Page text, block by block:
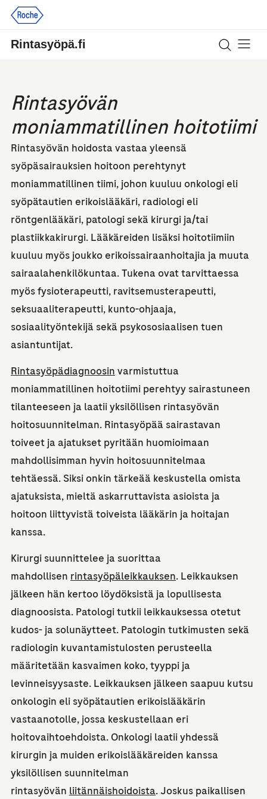
Rintasyöpä.fi
Rintasyövän
moniammatillinen hoitotiimi
Rintasyövän hoidosta vastaa yleensä
syöpäsairauksien hoitoon perehtynyt
moniammatillinen tiimi, johon kuuluu onkologi eli
syöpätautien erikoislääkäri, radiologi eli
röntgenlääkäri, patologi sekä kirurgi ja/tai
plastiikkakirurgi. Lääkäreiden lisäksi hoitotiimiin
kuuluu myös joukko erikoissairaanhoitajia ja muuta
sairaalahenkilökuntaa. Tukena ovat tarvittaessa
myös fysioterapeutti, ravitsemusterapeutti,
seksuaaliterapeutti, kunto-ohjaaja,
sosiaalityöntekijä sekä psykososiaalisen tuen
asiantuntijat.
Rintasyöpädiagnoosin varmistuttua
moniammatillinen hoitotiimi perehtyy sairastuneen
tilanteeseen ja laatii yksilöllisen rintasyövän
hoitosuunnitelman. Rintasyöpää sairastavan
toiveet ja ajatukset pyritään huomioimaan
mahdollisimman hyvin hoitosuunnitelmaa
tehtäessä. Siksi onkin tärkeää keskustella omista
ajatuksista, mieltä askarruttavista asioista ja
hoitoon liittyvistä toiveista lääkärin ja hoitajan
kanssa.
Kirurgi suunnittelee ja suorittaa
mahdollisen rintasyöpäleikkauksen. Leikkauksen
jälkeen hän kertoo löydöksistä ja lopullisesta
diagnoosista. Patologi tutkii leikkauksessa otetut
kudos- ja solunäytteet. Patologin tutkimusten sekä
radiologin kuvantamistulosten perusteella
määritetään kasvaimen koko, tyyppi ja
levinneisyysaste. Leikkauksen jälkeen saapuu kutsu
onkologin eli syöpätautien erikoislääkärin
vastaanotolle, jossa keskustellaan eri
hoitovaihtoehdoista. Onkologi laatii yhdessä
kirurgin ja muiden erikoislääkäreiden kanssa
yksilöllisen suunnitelman
rintasyövän liitännäishoidoista. Joskus paikallisen